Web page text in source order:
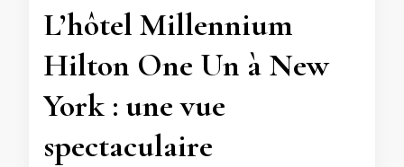
L’hôtel Millennium
Hilton One Un à New
York : une vue
spectaculaire